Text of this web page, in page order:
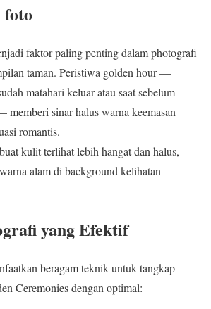
foto
faktor paling penting dalam photografi
taman. Peristiwa golden hour —
matahari keluar atau saat sebelum
memberi sinar halus warna keemasan
romantis.
kulit terlihat lebih hangat dan halus,
alam di background kelihatan
yang Efektif
beragam teknik untuk tangkap
Ceremonies dengan optimal: